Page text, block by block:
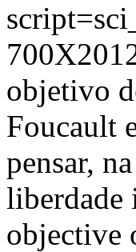
objetivo
Foucault
pensar,
liberdade
objective